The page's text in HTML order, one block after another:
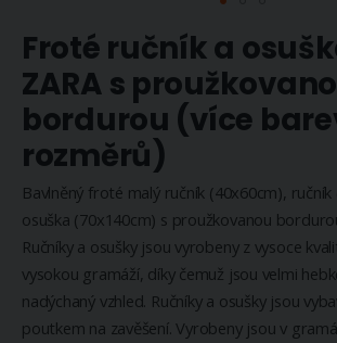
na
začátek
galerie
s
obrázky
Froté ručník a
ZARA s
bordurou (více
rozměrů)
Bavlněný froté malý ručník (40x60cm),
osuška (70x140cm) s proužkovanou
Ručníky a osušky jsou vyrobeny z vysoce
vysokou gramáží, díky čemuž jsou velmi
nadýchaný vzhled. Ručníky a osušky jsou
poutkem na zavěšení. Vyrobeny jsou v